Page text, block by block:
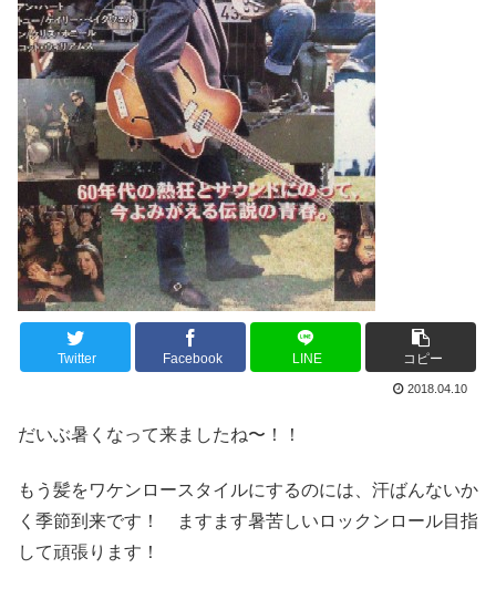
Twitter Facebook LINE コピー
2018.04.10
だいぶ暑くなって来ましたね〜！！
もう髪をワケンロースタイルにするのには、汗ばんないか
く季節到来です！ ますます暑苦しいロックンロール目指
して頑張ります！